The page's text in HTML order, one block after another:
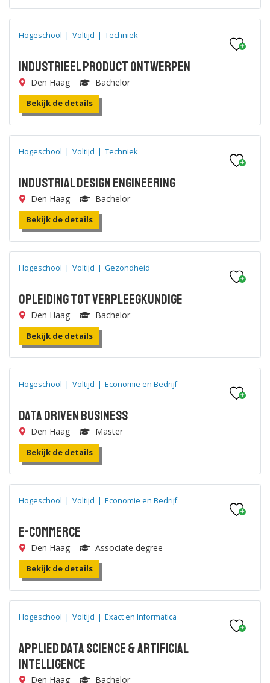
Hogeschool | Voltijd | Techniek
Industrieel Product Ontwerpen
Den Haag Bachelor
Bekijk de details
Hogeschool | Voltijd | Techniek
Industrial Design Engineering
Den Haag Bachelor
Bekijk de details
Hogeschool | Voltijd | Gezondheid
Opleiding tot Verpleegkundige
Den Haag Bachelor
Bekijk de details
Hogeschool | Voltijd | Economie en Bedrijf
Data Driven Business
Den Haag Master
Bekijk de details
Hogeschool | Voltijd | Economie en Bedrijf
E-commerce
Den Haag Associate degree
Bekijk de details
Hogeschool | Voltijd | Exact en Informatica
Applied Data Science & Artificial
Intelligence
Den Haag Bachelor